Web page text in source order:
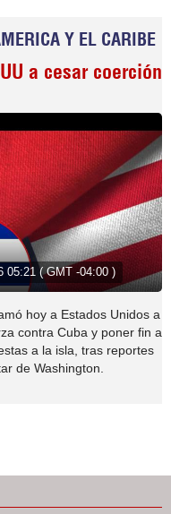
Y EL CARIBE
a cesar coerción
05:21 ( GMT -04:00 )
hoy a Estados Unidos a
contra Cuba y poner fin a
a la isla, tras reportes
de Washington.